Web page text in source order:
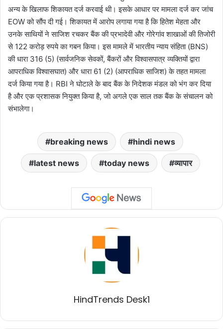
अन्य के खिलाफ शिकायत दर्ज करवाई थी। इसके आधार पर मामला दर्ज कर जांच
EOW को सौंप दी गई। शिकायत में आरोप लगाया गया है कि हितेश मेहता और
उनके साथियों ने साजिश रचकर बैंक की प्रभादेवी और गोरेगांव शाखाओं की तिजोरी
से 122 करोड़ रुपये का गबन किया। इस मामले में भारतीय न्याय संहिता (BNS)
की धारा 316 (5) (सार्वजनिक सेवकों, बैंकरों और विश्वासपात्र व्यक्तियों द्वारा
आपराधिक विश्वासघात) और धारा 61 (2) (आपराधिक साजिश) के तहत मामला
दर्ज किया गया है। RBI ने घोटाले के बाद बैंक के निदेशक मंडल को भंग कर दिया
है और एक प्रशासक नियुक्त किया है, जो अगले एक साल तक बैंक के संचालन को
संभालेगा।
breaking news hindi news
latest news today news व्यापार
HindTrends Desk1